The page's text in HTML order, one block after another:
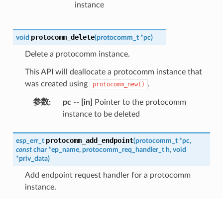
instance
void protocomm_delete(protocomm_t *pc)
Delete a protocomm instance.
This API will deallocate a protocomm instance that
was created using
protocomm_new() .
参数: pc-- [in]
Pointer to the protocomm
instance to be deleted
esp_err_t protocomm_add_endpoint(protocomm_t *pc,
const char *ep_name, protocomm_req_handler_t h, void
*priv_data)
Add endpoint request handler for a protocomm
instance.